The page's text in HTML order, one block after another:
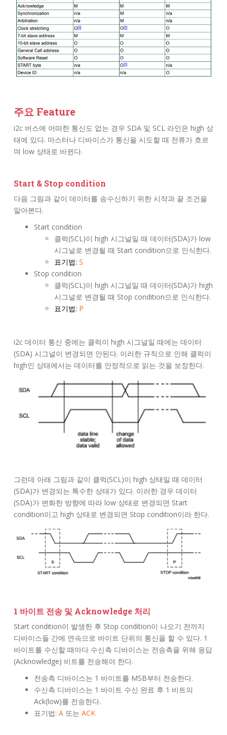
주요 Feature
i2c 버스에 어떠한 통신도 없는 경우 SDA 및 SCL 라인은 high 상
태에 있다. 마스터나 디바이스가 통신을 시도할 때 전류가 흐르
며 low 상태로 바뀐다.
Start & Stop condition
다음 그림과 같이 데이터를 송수신하기 위한 시작과 끝 조건을
알아본다.
Start condition
클럭(SCL)이 high 시그널일 때 데이터(SDA)가 low
시그널로 변경될 때 Start condition으로 인식한다.
표기법: S
Stop condition
클럭(SCL)이 high 시그널일 때 데이터(SDA)가 high
시그널로 변경될 때 Stop condition으로 인식한다.
표기법: P
i2c 데이터 통신 중에는 클럭이 high 시그널일 때에는 데이터
(SDA) 시그널이 변경되면 안된다. 이러한 규칙으로 인해 클럭이
high인 상태에서는 데이터를 안정적으로 읽는 것을 보장한다.
그런데 아래 그림과 같이 클럭(SCL)이 high 상태일 때 데이터
(SDA)가 변경되는 특수한 상태가 있다. 이러한 경우 데이터
(SDA)가 변화한 방향에 따라 low 상태로 변경되면 Start
condition이고 high 상태로 변경되면 Stop condition이라 한다.
1 바이트 전송 및 Acknowledge 처리
Start condition이 발생한 후 Stop condition이 나오기 전까지
디바이스들 간에 연속으로 바이트 단위의 통신을 할 수 있다. 1
바이트를 수신할 때마다 수신측 디바이스는 전송측을 위해 응답
(Acknowledge) 비트를 전송해야 한다.
전송측 디바이스는 1 바이트를 MSB부터 전송한다.
수신측 디바이스는 1 바이트 수신 완료 후 1 비트의
Ack(low)를 전송한다.
표기법: A 또는 ACK